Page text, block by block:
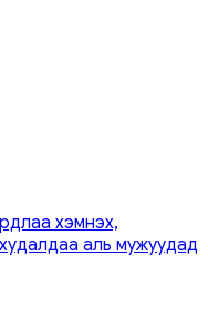
хэмнэх,
аль мужуудад